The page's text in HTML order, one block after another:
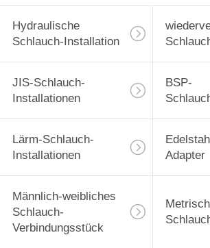
Hydraulische
Schlauch-Installation
JIS-Schlauch-
Installationen
BSP-
Lärm-Schlauch-
Installationen
Adapter
Männlich-weibliches
Schlauch-
Verbindungsstück